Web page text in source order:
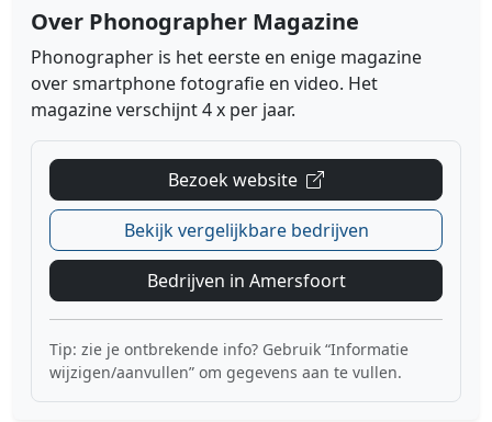
Over Phonographer Magazine
Phonographer is het eerste en enige magazine
over smartphone fotografie en video. Het
magazine verschijnt 4 x per jaar.
Bezoek website
Bekijk vergelijkbare bedrijven
Bedrijven in Amersfoort
Tip: zie je ontbrekende info? Gebruik “Informatie
wijzigen/aanvullen” om gegevens aan te vullen.